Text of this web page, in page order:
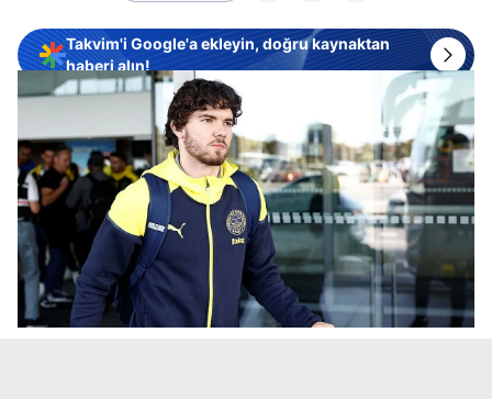
Takvim'i Google'a ekleyin, doğru kaynaktan
haberi alın!